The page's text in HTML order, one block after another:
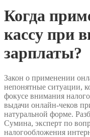
Когда
кассу при
зарплаты?
Закон о применении
непонятные ситуации,
фокусе внимания
выдачи онлайн-чеков
натуральной форме.
Сумина, эксперт по
налогообложения